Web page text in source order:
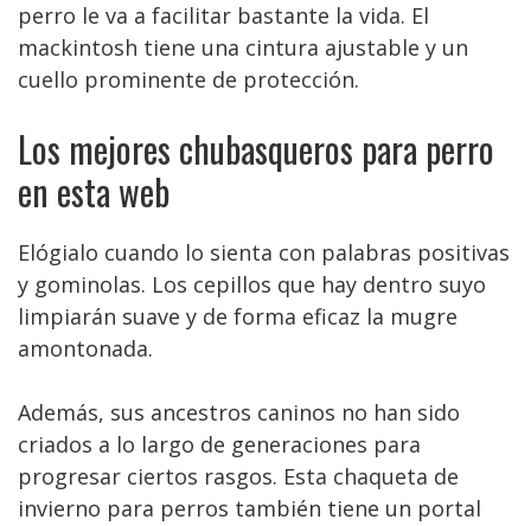
perro le va a facilitar bastante la vida. El
mackintosh tiene una cintura ajustable y un
cuello prominente de protección.
Los mejores chubasqueros para perro
en esta web
Elógialo cuando lo sienta con palabras positivas
y gominolas. Los cepillos que hay dentro suyo
limpiarán suave y de forma eficaz la mugre
amontonada.
Además, sus ancestros caninos no han sido
criados a lo largo de generaciones para
progresar ciertos rasgos. Esta chaqueta de
invierno para perros también tiene un portal